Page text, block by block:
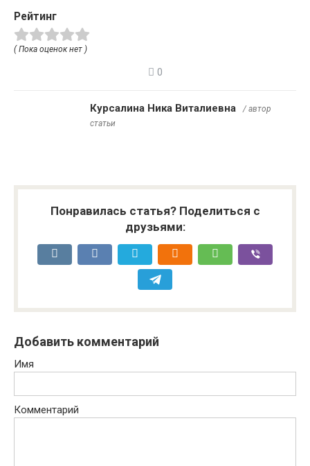
Рейтинг
( Пока оценок нет )
0
Курсалина Ника Виталиевна
/ автор
статьи
Понравилась статья? Поделиться с
друзьями:
Добавить комментарий
Имя
Комментарий